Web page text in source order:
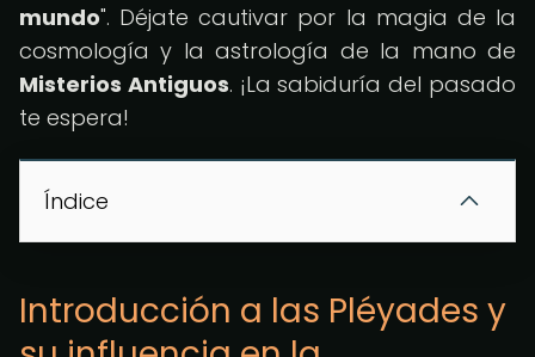
mundo". Déjate cautivar por la magia de la
cosmología y la astrología de la mano de
Misterios Antiguos. ¡La sabiduría del pasado
te espera!
Índice
Introducción a las Pléyades y